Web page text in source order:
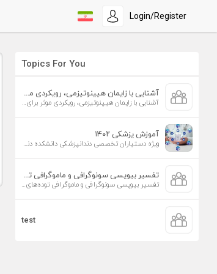
Login/Register
Topics For You
آشنایی با زایمان هیپنوتیزمی، رویکردی موثر برای افزایش تمایل به زایمان طبیعی
آشنایی با زایمان هیپنوتیزمی، رویکردی موثر برای افزایش تمایل به زایمان طبیعی
آموزش پزشکی ۱۴۰۲
ویژه دستیاران تخصصی دندانپزشکی دانشکده دندانپزشکی دانشگاه علوم پزشکی تهران
تفسیر بیوپسی سونوگرافی و ماموگرافی توده‌های پستان
تفسیر بیوپسی سونوگرافی و ماموگرافی توده‌های پستان
test